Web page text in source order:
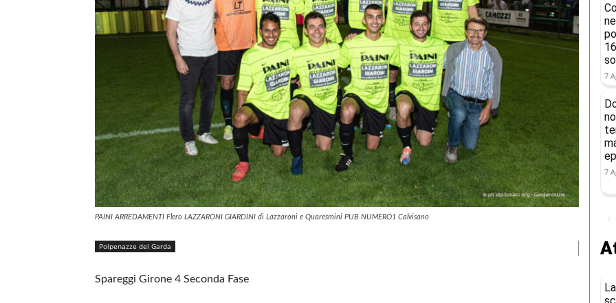
PAINI ARREDAMENTI Flero LAZZARONI GIARDINI di Lazzaroni e Quaresmini PUB NUMERO1 Calvisano
Polpenazze del Garda
Spareggi Girone 4 Seconda Fase
7
7